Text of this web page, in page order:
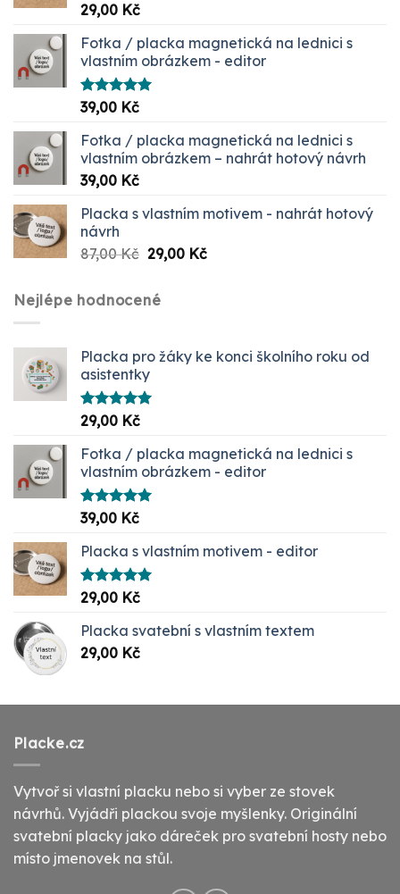
Hodnocení
5.00
29,00 Kč
Fotka / placka magnetická na lednici s
vlastním obrázkem - editor
Hodnocení
5.00
39,00 Kč
Fotka / placka magnetická na lednici s
vlastním obrázkem – nahrát hotový návrh
39,00 Kč
Placka s vlastním motivem - nahrát hotový
návrh
87,00Kč Původní
byla:
87,00 Kč.
29,00 KčAktuální
Nejlépe hodnocené
Placka pro žáky ke konci školního roku od
asistentky
Hodnocení
5.00
29,00 Kč
Fotka / placka magnetická na lednici s
vlastním obrázkem - editor
Hodnocení
5.00
39,00 Kč
Placka s vlastním motivem - editor
Hodnocení
5.00
29,00 Kč
Placka svatební s vlastním textem
29,00 Kč
Placke.cz
Vytvoř si vlastní placku nebo si vyber ze stovek
návrhů. Vyjádři plackou svoje myšlenky. Originální
svatební placky jako dáreček pro svatební hosty nebo
místo jmenovek na stůl.